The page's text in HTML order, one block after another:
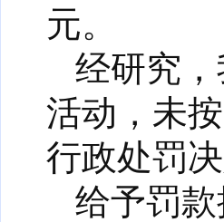
元。
经研究
活动，未
行政处罚决
给予罚